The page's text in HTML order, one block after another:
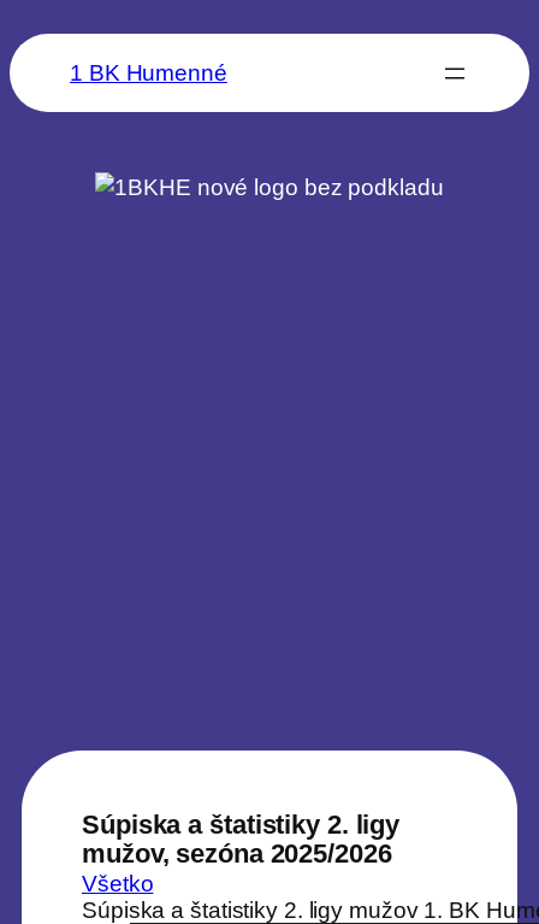
1 BK Humenné
Súpiska a štatistiky 2. ligy
mužov, sezóna 2025/2026
Všetko
Súpiska a štatistiky 2. ligy mužov 1. BK